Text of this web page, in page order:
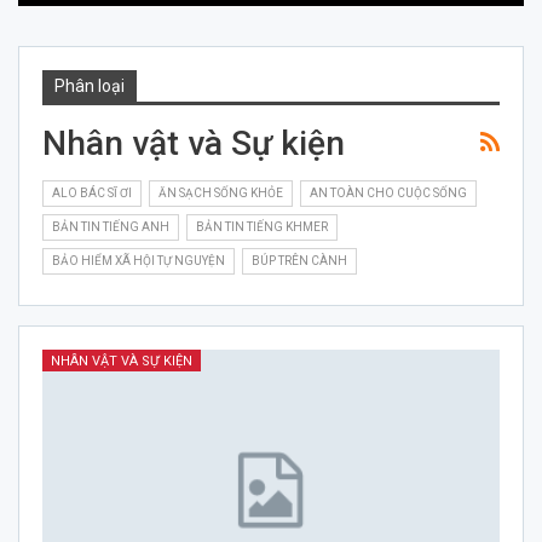
Phân loại
Nhân vật và Sự kiện
ALO BÁC SĨ ƠI ĂN SẠCH SỐNG KHỎE AN TOÀN CHO CUỘC SỐNG
BẢN TIN TIẾNG ANH BẢN TIN TIẾNG KHMER
BẢO HIỂM XÃ HỘI TỰ NGUYỆN BÚP TRÊN CÀNH
NHÂN VẬT VÀ SỰ KIỆN